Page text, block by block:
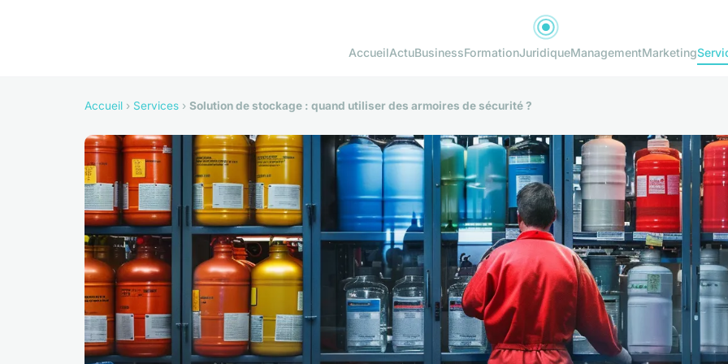
AccueilActuBusinessFormationJuridiqueManagementMarketing
Accueil › Services › Solution de stockage : quand utiliser des armoires de sécurité ?